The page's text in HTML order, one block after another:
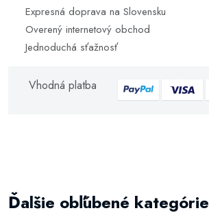
Expresná doprava na Slovensku
Overený internetový obchod
Jednoduchá sťažnosť
Vhodná platba
Ďalšie obľúbené kategórie